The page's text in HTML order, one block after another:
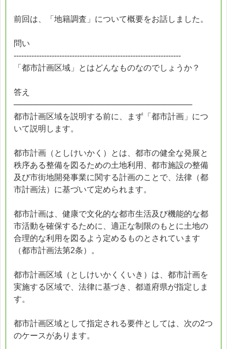
前回は、「地籍調査」について概要をお話しました。
問い
------------------------------------------------------------------
「都市計画区域」とはどんなものなのでしょうか？
答え
────────────────────────────────
都市計画区域を説明する前に、まず「都市計画」につ
いて説明します。
都市計画（としけいかく）とは、都市の健全な発展と
秩序ある整備を図るための土地利用、都市施設の整備
及び市街地開発事業に関する計画のことで、法律（都
市計画法）に基づいて定められます。
都市計画は、健康で文化的な都市生活及び機能的な都
市活動を確保するために、適正な制限のもとに土地の
合理的な利用を図るよう定めるものとされています
（都市計画法第2条）。
都市計画区域（としけいかくくいき）は、都市計画を
実施する区域で、法律に基づき、都道府県が指定しま
す。
都市計画区域として指定される要件としては、次の2つ
のケースがあります。